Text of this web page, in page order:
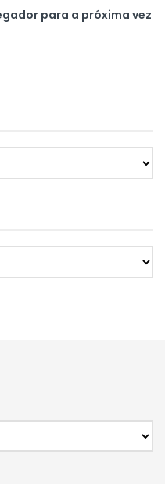
para a próxima vez